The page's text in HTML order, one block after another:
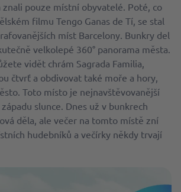
znali pouze místní obyvatelé. Poté, co
filmu Tengo Ganas de Tí, se stal
míst Barcelony. Bunkry del
velkolepé 360° panorama města.
vidět chrám Sagrada Familia,
čtvrť a obdivovat také moře a hory,
Toto místo je nejnavštěvovanější
slunce. Dnes už v bunkrech
děla, ale večer na tomto místě zní
hudebníků a večírky někdy trvají